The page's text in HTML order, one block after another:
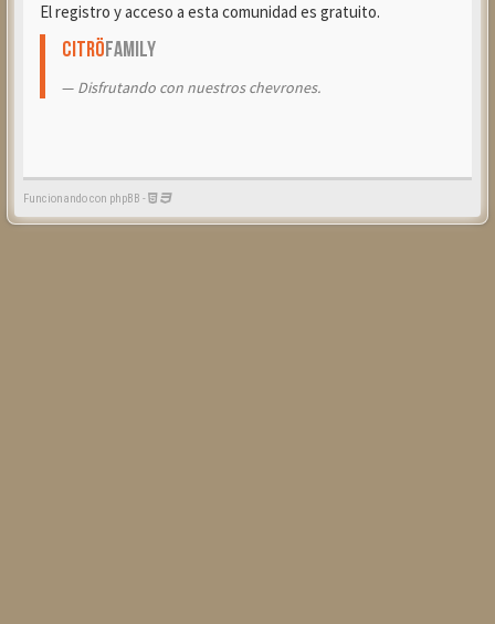
El registro y acceso a esta comunidad es gratuito.
CitröFamily
Disfrutando con nuestros chevrones.
Funcionando con phpBB -